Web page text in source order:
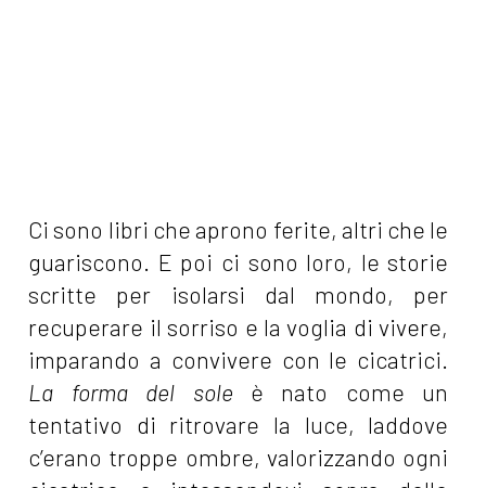
Ci sono libri che aprono ferite, altri che le
guariscono. E poi ci sono loro, le storie
scritte per isolarsi dal mondo, per
recuperare il sorriso e la voglia di vivere,
imparando a convivere con le cicatrici.
La forma del sole è nato come un
tentativo di ritrovare la luce, laddove
c’erano troppe ombre, valorizzando ogni